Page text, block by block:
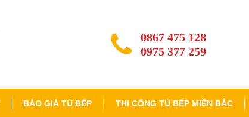
0867 475 128
0975 377 259
BÁO GIÁ TỦ BẾP THI CÔNG TỦ BẾP MIỀN BẮC